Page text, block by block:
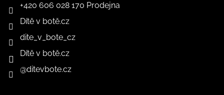
+420 606 028 170 Prodejna
Dítě v botě.cz
dite_v_bote_cz
Dítě v botě.cz
@ditevbote.cz